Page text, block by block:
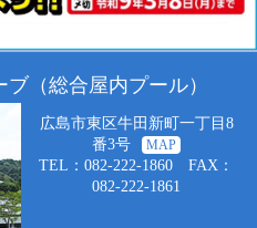
（総合屋内プール）
広島市東区牛田新町一丁目8
番3号
MAP
TEL：082-222-1860 FAX：
082-222-1861